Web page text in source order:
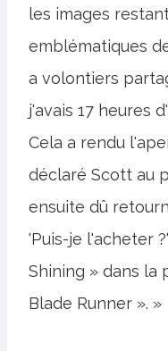
les images
emblématiques
a volontiers
j'avais 17 heures
Cela a rendu
déclaré Scott au
ensuite dû
'Puis-je l'acheter
Shining » dans la
Blade Runner ». »